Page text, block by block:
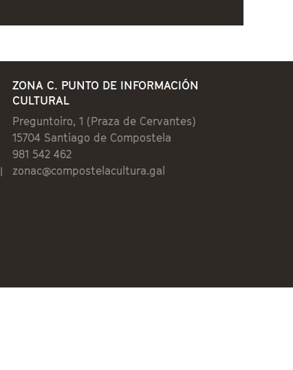
ZONA C. PUNTO DE INFORMACIÓN
CULTURAL
Preguntoiro, 1 (Praza de Cervantes)
15704 Santiago de Compostela
981 542 462
zonac@compostelacultura.gal